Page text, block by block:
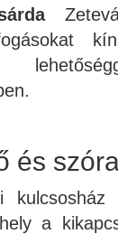
és
kulcsosház
a